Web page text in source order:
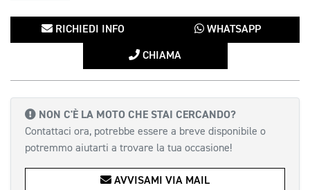
RICHIEDI INFO WHATSAPP
CHIAMA
NON C'È LA MOTO CHE STAI CERCANDO?
Contattaci ora, potrebbe essere a breve disponibile o
potremmo aiutarti a trovare la tua occasione!
AVVISAMI VIA MAIL